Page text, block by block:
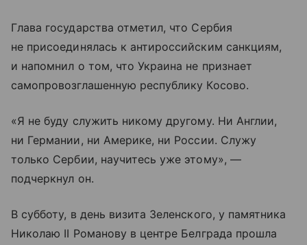
Глава государства отметил, что Сербия
не присоединялась к антироссийским санкциям,
и напомнил о том, что Украина не признает
самопровозглашенную республику Косово.
«Я не буду служить никому другому. Ни Англии,
ни Германии, ни Америке, ни России. Служу
только Сербии, научитесь уже этому», —
подчеркнул он.
В субботу, в день визита Зеленского, у памятника
Николаю II Романову в центре Белграда прошла